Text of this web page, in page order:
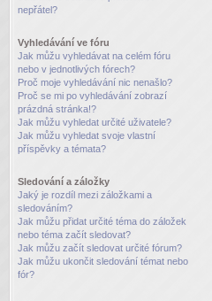
nepřátel?
Vyhledávání ve fóru
Jak můžu vyhledávat na celém fóru
nebo v jednotlivých fórech?
Proč moje vyhledávání nic nenašlo?
Proč se mi po vyhledávání zobrazí
prázdná stránka!?
Jak můžu vyhledat určité uživatele?
Jak můžu vyhledat svoje vlastní
příspěvky a témata?
Sledování a záložky
Jaký je rozdíl mezi záložkami a
sledováním?
Jak můžu přidat určité téma do záložek
nebo téma začít sledovat?
Jak můžu začít sledovat určité fórum?
Jak můžu ukončit sledování témat nebo
fór?